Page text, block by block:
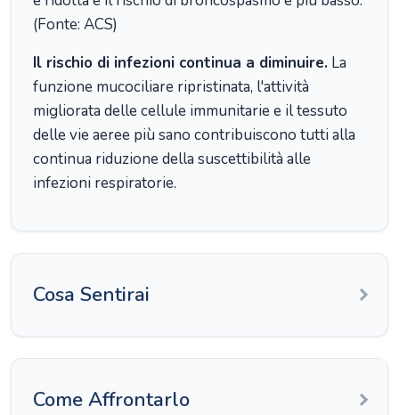
(Fonte: ACS)
Il rischio di infezioni continua a diminuire. La
funzione mucociliare ripristinata, l'attività
migliorata delle cellule immunitarie e il tessuto
delle vie aeree più sano contribuiscono tutti alla
continua riduzione della suscettibilità alle
infezioni respiratorie.
Cosa Sentirai
Come Affrontarlo